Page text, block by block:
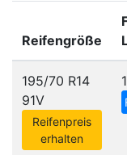
Reifengröße
195/70 R14
91V
Reifenpreis
erhalten